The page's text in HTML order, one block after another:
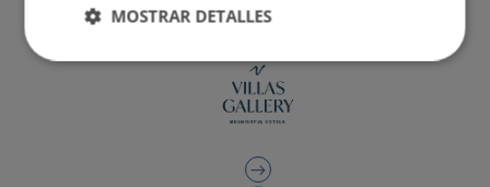
MOSTRAR DETALLES